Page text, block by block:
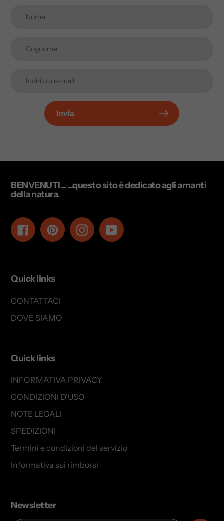
Invia
BENVENUTI... ...questo sito è dedicato agli amanti
della natura.
FacebookPinterestInstagramYouTube
Quick links
CONTATTACI
DOVE SIAMO
Quick links
INFORMATIVA PRIVACY
CONDIZIONI D'USO
NOTE LEGALI
SPEDIZIONI
Termini e condizioni del servizio
Informativa sui rimborsi
Newsletter